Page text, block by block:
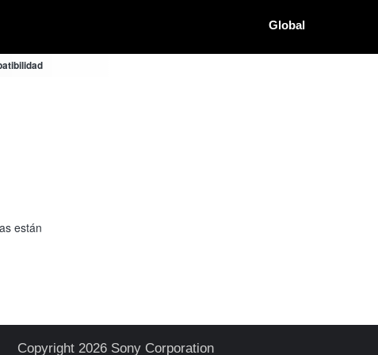
Global
están
Copyright 2026 Sony Corporation